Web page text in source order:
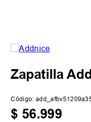
Zapatilla
Código:
$ 56.999
5. zapatillas adidas